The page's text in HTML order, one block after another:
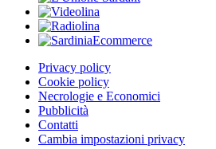
Privacy policy
Cookie policy
Necrologie e Economici
Pubblicità
Contatti
Cambia impostazioni privacy